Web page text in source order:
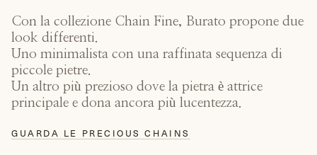
Con la collezione Chain Fine, Burato propone due
look differenti.
Uno minimalista con una raffinata sequenza di
piccole pietre.
Un altro più prezioso dove la pietra è attrice
principale e dona ancora più lucentezza.
GUARDA LE PRECIOUS CHAINS